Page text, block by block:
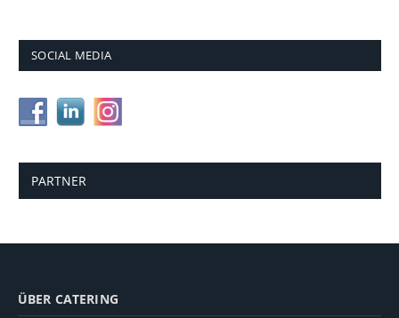
SOCIAL MEDIA
PARTNER
ÜBER CATERING